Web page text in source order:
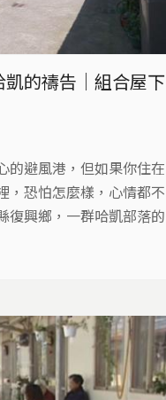
凱的禱告｜組合屋下
的避風港，但如果你住在
，恐怕怎麼樣，心情都不
復興鄉，一群哈凱部落的
伯颱風之後，民國91年陸
好，只是暫時住兩三
內心更加惶恐不安，他們
居住的地方，這個願望又